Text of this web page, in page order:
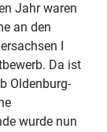
Jahr waren
an den
I
Da ist
Oldenburg-
wurde nun